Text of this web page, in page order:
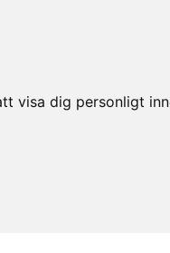
visa dig personligt